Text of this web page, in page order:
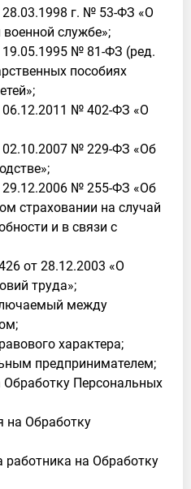
г. № 53-ФЗ «О
службе»;
19.05.1995 № 81-ФЗ (ред.
пособиях
06.12.2011 № 402-ФЗ «О
02.10.2007 № 229-ФЗ «Об
29.12.2006 № 255-ФЗ «Об
страховании на случай
и в связи с
от 28.12.2003 «О
труда»;
между
характера;
предпринимателем;
Обработку Персональных
на Обработку
работника на Обработку